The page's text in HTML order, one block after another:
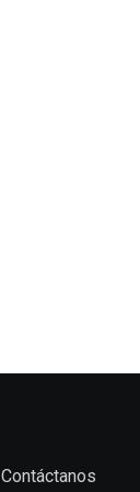
Contáctanos